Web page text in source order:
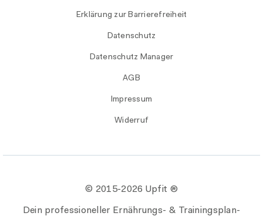
Erklärung zur Barrierefreiheit
Datenschutz
Datenschutz Manager
AGB
Impressum
Widerruf
© 2015-2026 Upfit ®
Dein professioneller Ernährungs- & Trainingsplan-